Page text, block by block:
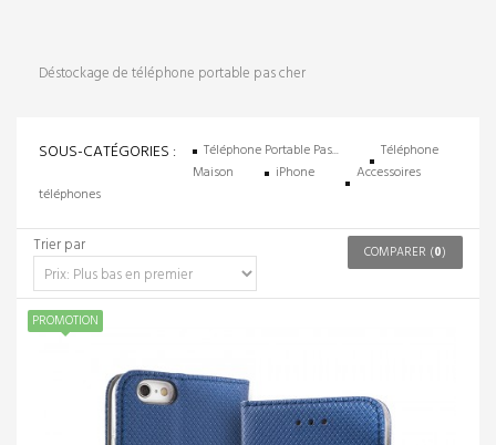
Déstockage de téléphone portable pas cher
SOUS-CATÉGORIES : Téléphone Portable Pas...
Téléphone
Maison
iPhone
Accessoires
téléphones
Trier par COMPARER (0)
PROMOTION